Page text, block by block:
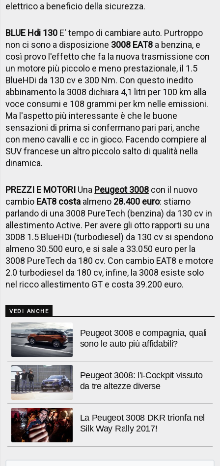
elettrico a beneficio della sicurezza.
BLUE Hdi 130 E' tempo di cambiare auto. Purtroppo
non ci sono a disposizione 3008 EAT8 a benzina, e
così provo l'effetto che fa la nuova trasmissione con
un motore più piccolo e meno prestazionale, il 1.5
BlueHDi da 130 cv e 300 Nm. Con questo inedito
abbinamento la 3008 dichiara 4,1 litri per 100 km alla
voce consumi e 108 grammi per km nelle emissioni.
Ma l'aspetto più interessante è che le buone
sensazioni di prima si confermano pari pari, anche
con meno cavalli e cc in gioco. Facendo compiere al
SUV francese un altro piccolo salto di qualità nella
dinamica.
PREZZI E MOTORI Una Peugeot 3008 con il nuovo
cambio EAT8 costa almeno 28.400 euro: stiamo
parlando di una 3008 PureTech (benzina) da 130 cv in
allestimento Active. Per avere gli otto rapporti su una
3008 1.5 BlueHDi (turbodiesel) da 130 cv si spendono
almeno 30.500 euro, e si sale a 33.050 euro per la
3008 PureTech da 180 cv. Con cambio EAT8 e motore
2.0 turbodiesel da 180 cv, infine, la 3008 esiste solo
nel ricco allestimento GT e costa 39.200 euro.
VEDI ANCHE
Peugeot 3008 e compagnia, quali
sono le auto più affidabili?
Peugeot 3008: l'i-Cockpit vissuto
da tre altezze diverse
La Peugeot 3008 DKR trionfa nel
Silk Way Rally 2017!